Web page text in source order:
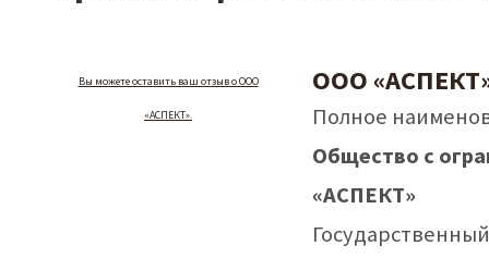
Вы можете оставить ваш отзыв о ООО
«АСПЕКТ».
ООО
Полное
Общество с
«АСПЕКТ»